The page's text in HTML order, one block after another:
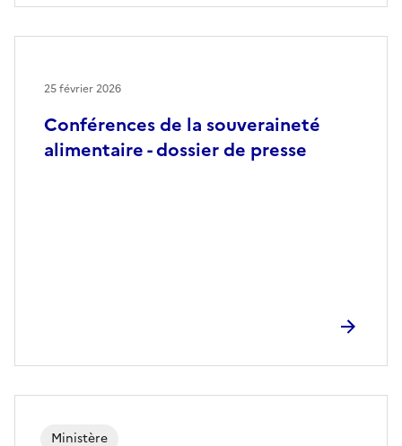
Conférences de la souveraineté
alimentaire - dossier de presse
25 février 2026
Ministère